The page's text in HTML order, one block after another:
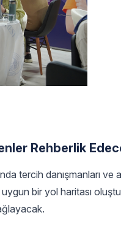
Rehberlik
tercih danışmanları
bir yol haritası